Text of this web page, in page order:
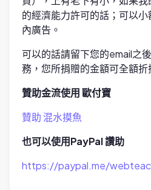
的經濟能力許可的話；可以
內廣告。
可以的話請留下您的email之
務，您所捐贈的金額可全額折
贊助金流使用 歐付寶
贊助 混水摸魚
也可以使用PayPal 讚助
https://paypal.me/